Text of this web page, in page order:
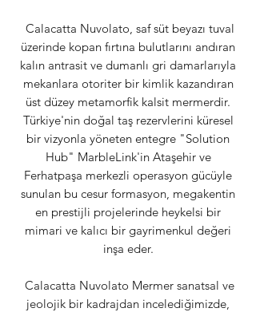
Calacatta Nuvolato, saf süt beyazı tuval
üzerinde kopan fırtına bulutlarını andıran
kalın antrasit ve dumanlı gri damarlarıyla
mekanlara otoriter bir kimlik kazandıran
üst düzey metamorfik kalsit mermerdir.
Türkiye'nin doğal taş rezervlerini küresel
bir vizyonla yöneten entegre "Solution
Hub" MarbleLink'in Ataşehir ve
Ferhatpaşa merkezli operasyon gücüyle
sunulan bu cesur formasyon, megakentin
en prestijli projelerinde heykelsi bir
mimari ve kalıcı bir gayrimenkul değeri
inşa eder.
Calacatta Nuvolato Mermer sanatsal ve
jeolojik bir kadrajdan incelediğimizde,